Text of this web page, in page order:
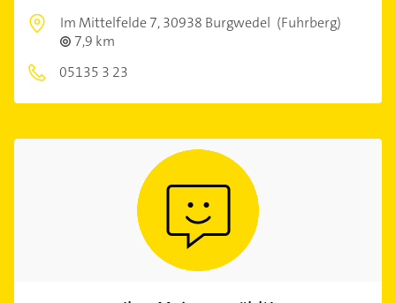
Im Mittelfelde 7,30938 Burgwedel (Fuhrberg)
7,9 km
05135 3 23